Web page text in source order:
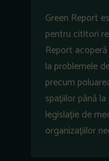
Green Report
pentru cititori
Report
la problemele
precum
spațiilor până
legislație de
organizațiilor